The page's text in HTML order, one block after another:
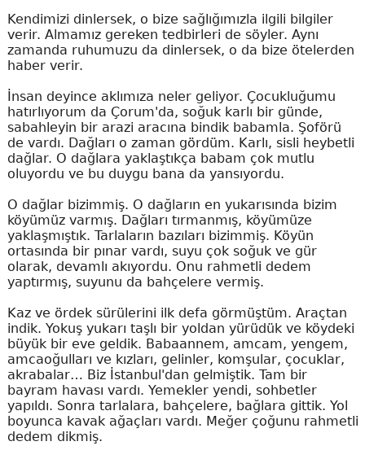
Kendimizi dinlersek, o bize sağlığımızla ilgili bilgiler
verir. Almamız gereken tedbirleri de söyler. Aynı
zamanda ruhumuzu da dinlersek, o da bize ötelerden
haber verir.
İnsan deyince aklımıza neler geliyor. Çocukluğumu
hatırlıyorum da Çorum'da, soğuk karlı bir günde,
sabahleyin bir arazi aracına bindik babamla. Şoförü
de vardı. Dağları o zaman gördüm. Karlı, sisli heybetli
dağlar. O dağlara yaklaştıkça babam çok mutlu
oluyordu ve bu duygu bana da yansıyordu.
O dağlar bizimmiş. O dağların en yukarısında bizim
köyümüz varmış. Dağları tırmanmış, köyümüze
yaklaşmıştık. Tarlaların bazıları bizimmiş. Köyün
ortasında bir pınar vardı, suyu çok soğuk ve gür
olarak, devamlı akıyordu. Onu rahmetli dedem
yaptırmış, suyunu da bahçelere vermiş.
Kaz ve ördek sürülerini ilk defa görmüştüm. Araçtan
indik. Yokuş yukarı taşlı bir yoldan yürüdük ve köydeki
büyük bir eve geldik. Babaannem, amcam, yengem,
amcaoğulları ve kızları, gelinler, komşular, çocuklar,
akrabalar… Biz İstanbul'dan gelmiştik. Tam bir
bayram havası vardı. Yemekler yendi, sohbetler
yapıldı. Sonra tarlalara, bahçelere, bağlara gittik. Yol
boyunca kavak ağaçları vardı. Meğer çoğunu rahmetli
dedem dikmiş.